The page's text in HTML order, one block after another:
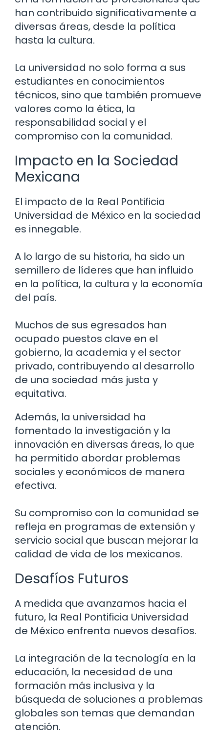
han contribuido significativamente a
diversas áreas, desde la política
hasta la cultura.
La universidad no solo forma a sus
estudiantes en conocimientos
técnicos, sino que también promueve
valores como la ética, la
responsabilidad social y el
compromiso con la comunidad.
Impacto en la Sociedad
Mexicana
El impacto de la Real Pontificia
Universidad de México en la sociedad
es innegable.
A lo largo de su historia, ha sido un
semillero de líderes que han influido
en la política, la cultura y la economía
del país.
Muchos de sus egresados han
ocupado puestos clave en el
gobierno, la academia y el sector
privado, contribuyendo al desarrollo
de una sociedad más justa y
equitativa.
Además, la universidad ha
fomentado la investigación y la
innovación en diversas áreas, lo que
ha permitido abordar problemas
sociales y económicos de manera
efectiva.
Su compromiso con la comunidad se
refleja en programas de extensión y
servicio social que buscan mejorar la
calidad de vida de los mexicanos.
Desafíos Futuros
A medida que avanzamos hacia el
futuro, la Real Pontificia Universidad
de México enfrenta nuevos desafíos.
La integración de la tecnología en la
educación, la necesidad de una
formación más inclusiva y la
búsqueda de soluciones a problemas
globales son temas que demandan
atención.